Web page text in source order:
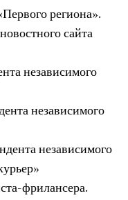
региона».
сайта
независимого
независимого
независимого
фрилансера.